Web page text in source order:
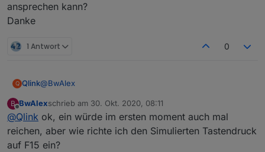
ansprechen kann?
Danke
1 Antwort 0
Q Qlink@BwAlex
Bildschirm aus kann GetAdmin leider nicht. Dazu
benötigst du ein Zusatztool.
Bildschirm ein hab ich bei mir mit einem simulierten
Tastendruck der Taste "F15" gelöst:
B
Offline
BwAlexschrieb am 30. Okt. 2020, 08:11
zuletzt editiert von
@Qlink ok, ein würde im ersten moment auch mal
reichen, aber wie richte ich den Simulierten Tastendruck
auf F15 ein?